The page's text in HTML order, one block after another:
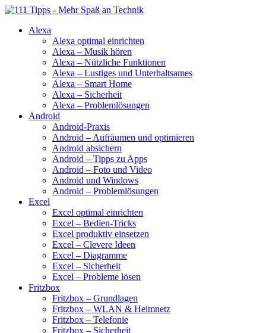
Alexa
Alexa optimal einrichten
Alexa – Musik hören
Alexa – Nützliche Funktionen
Alexa – Lustiges und Unterhaltsames
Alexa – Smart Home
Alexa – Sicherheit
Alexa – Problemlösungen
Android
Android-Praxis
Android – Aufräumen und optimieren
Android absichern
Android – Tipps zu Apps
Android – Foto und Video
Android und Windows
Android – Problemlösungen
Excel
Excel optimal einrichten
Excel – Bedien-Tricks
Excel produktiv einsetzen
Excel – Clevere Ideen
Excel – Diagramme
Excel – Sicherheit
Excel – Probleme lösen
Fritzbox
Fritzbox – Grundlagen
Fritzbox – WLAN & Heimnetz
Fritzbox – Telefonie
Fritzbox – Sicherheit